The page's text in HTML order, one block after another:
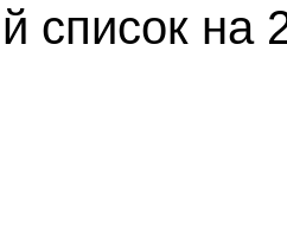
список на